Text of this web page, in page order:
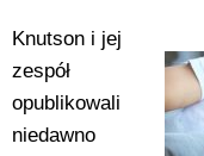
Knutson i jej
zespół
opublikowali
niedawno